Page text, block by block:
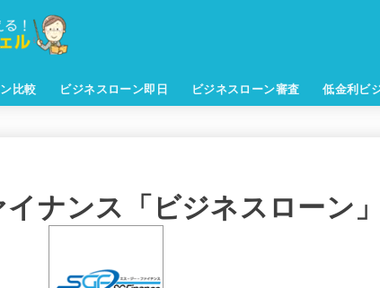
比較 ビジネスローン即日 ビジネスローン審査 低金利ビ
ナンス「ビジネスローン」